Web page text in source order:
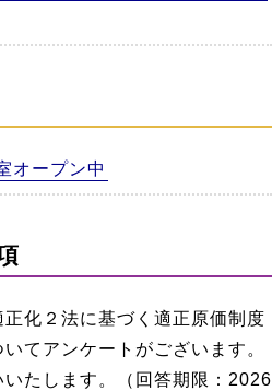
オープン中
化２法に基づく適正原価制度
てアンケートがございます。
たします。（回答期限：2026